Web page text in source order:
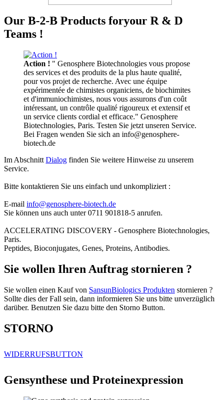
Our B-2-B Products foryour R & D
Teams !
Action ! " Genosphere Biotechnologies vous propose
des services et des produits de la plus haute qualité,
pour vos projet de recherche. Avec une équipe
expérimentée de chimistes organiciens, de biochimites
et d'immuniochimistes, nous vous assurons d'un coût
intéressant, un contrôle qualité rigoureux et extensif et
un service clients cordial et efficace." Genosphere
Biotechnologies, Paris. Testen Sie jetzt unseren Service.
Bei Fragen wenden Sie sich an info@genosphere-
biotech.de
Im Abschnitt Dialog finden Sie weitere Hinweise zu unserem
Service.
Bitte kontaktieren Sie uns einfach und unkompliziert :
E-mail info@genosphere-biotech.de
Sie können uns auch unter 0711 901818-5 anrufen.
ACCELERATING DISCOVERY - Genosphere Biotechnologies,
Paris.
Peptides, Bioconjugates, Genes, Proteins, Antibodies.
Sie wollen Ihren Auftrag stornieren ?
Sie wollen einen Kauf von SansunBiologics Produkten stornieren ?
Sollte dies der Fall sein, dann informieren Sie uns bitte unverzüglich
darüber. Benutzen Sie dazu bitte den Storno Button.
STORNO
WIDERRUFSBUTTON
Gensynthese und Proteinexpression